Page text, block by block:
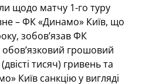
щодо матчу 1-го туру
– ФК «Динамо» Київ, що
зобов’язав ФК
грошовий
тисяч) гривень та
Київ санкцію у вигляді